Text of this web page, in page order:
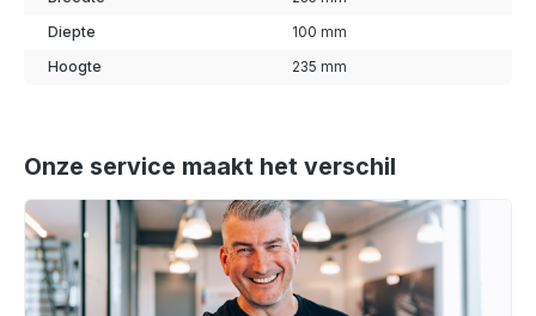
Diepte 100 mm
Hoogte 235 mm
Onze service maakt het verschil